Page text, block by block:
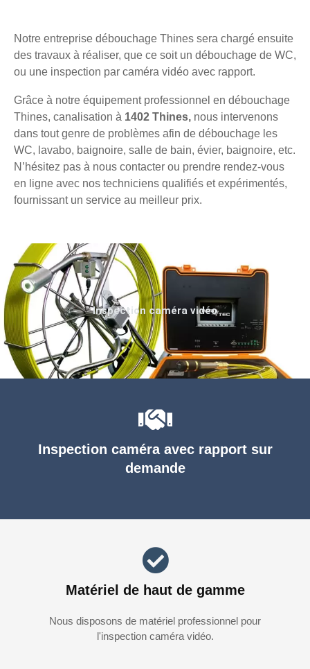
Notre entreprise débouchage Thines sera chargé ensuite
des travaux à réaliser, que ce soit un débouchage de WC,
ou une inspection par caméra vidéo avec rapport.
Grâce à notre équipement professionnel en débouchage
Thines, canalisation à 1402 Thines, nous intervenons
dans tout genre de problèmes afin de débouchage les
WC, lavabo, baignoire, salle de bain, évier, baignoire, etc.
N’hésitez pas à nous contacter ou prendre rendez-vous
en ligne avec nos techniciens qualifiés et expérimentés,
fournissant un service au meilleur prix.
Inspection caméra avec rapport sur
demande
Matériel de haut de gamme
Nous disposons de matériel professionnel pour
l'inspection caméra vidéo.
Inspection caméra vidéo